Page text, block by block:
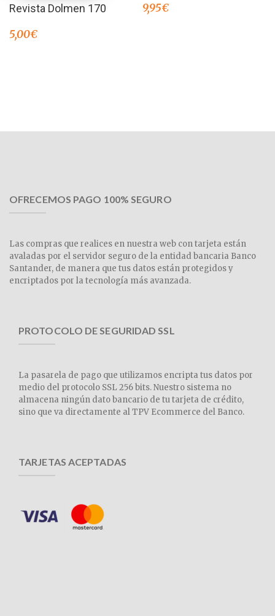
Revista Dolmen 170
5,00€
9,95€
OFRECEMOS PAGO 100% SEGURO
Las compras que realices en nuestra web con tarjeta están
avaladas por el servidor seguro de la entidad bancaria Banco
Santander, de manera que tus datos están protegidos y
encriptados por la tecnología más avanzada.
PROTOCOLO DE SEGURIDAD SSL
La pasarela de pago que utilizamos encripta tus datos por
medio del protocolo SSL 256 bits. Nuestro sistema no
almacena ningún dato bancario de tu tarjeta de crédito,
sino que va directamente al TPV Ecommerce del Banco.
TARJETAS ACEPTADAS